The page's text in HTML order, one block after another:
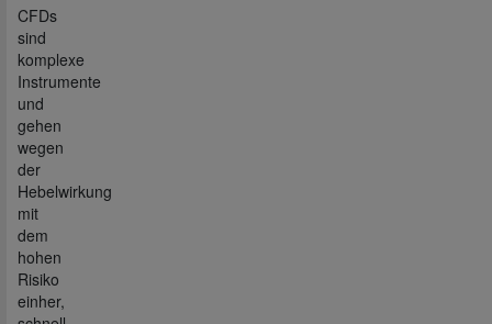
CFDs
sind
komplexe
Instrumente
und
gehen
wegen
der
Hebelwirkung
mit
dem
hohen
Risiko
einher,